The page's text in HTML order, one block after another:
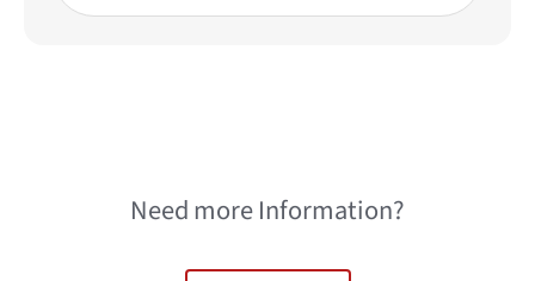
Need more Information?